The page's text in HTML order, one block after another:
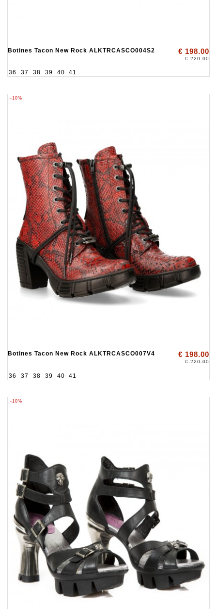
Botines Tacon New Rock ALKTRCASCO004S2 € 198.00
€ 220.00
36 37 38 39 40 41
-10%
Botines Tacon New Rock ALKTRCASCO007V4 € 198.00
€ 220.00
36 37 38 39 40 41
-10%